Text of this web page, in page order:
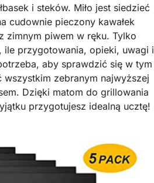
i steków. Miło jest siedzieć
cudownie pieczony kawałek
zimnym piwem w ręku. Tylko
ile przygotowania, opieki, uwagi i
aby sprawdzić się w tym
wszystkim zebranym najwyższej
Dzięki matom do grillowania
przygotujesz idealną ucztę!